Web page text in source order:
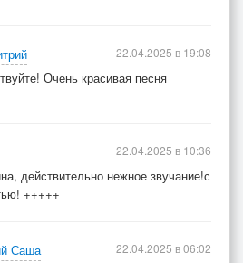
Очень красивая песня
22.04.2025 в 19:08
действительно нежное звучание!с
+++++
22.04.2025 в 10:36
Саша
22.04.2025 в 06:02